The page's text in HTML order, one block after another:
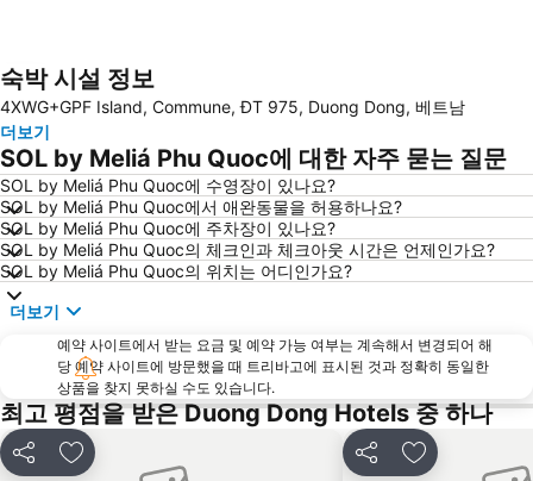
지도 확대하기
숙박 시설 정보
4XWG+GPF Island, Commune, ĐT 975, Duong Dong, 베트남
더보기
SOL by Meliá Phu Quoc에 대한 자주 묻는 질문
SOL by Meliá Phu Quoc에 수영장이 있나요?
SOL by Meliá Phu Quoc에서 애완동물을 허용하나요?
SOL by Meliá Phu Quoc에 주차장이 있나요?
SOL by Meliá Phu Quoc의 체크인과 체크아웃 시간은 언제인가요?
SOL by Meliá Phu Quoc의 위치는 어디인가요?
더보기
예약 사이트에서 받는 요금 및 예약 가능 여부는 계속해서 변경되어 해
당 예약 사이트에 방문했을 때 트리바고에 표시된 것과 정확히 동일한
상품을 찾지 못하실 수도 있습니다.
최고 평점을 받은 Duong Dong Hotels 중 하나
공유 즐겨찾기에 추가 공유 즐겨찾기에